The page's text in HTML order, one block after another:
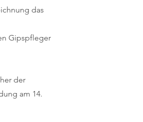
das
Gipspfleger
der
am 14.